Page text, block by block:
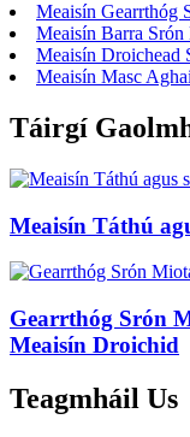
Meaisín Gearrthóg
Meaisín Barra
Meaisín Droichead
Meaisín Masc
Táirgí
Meaisín Táthú
Gearrthóg Srón
Meaisín Droichid
Teagmháil Us